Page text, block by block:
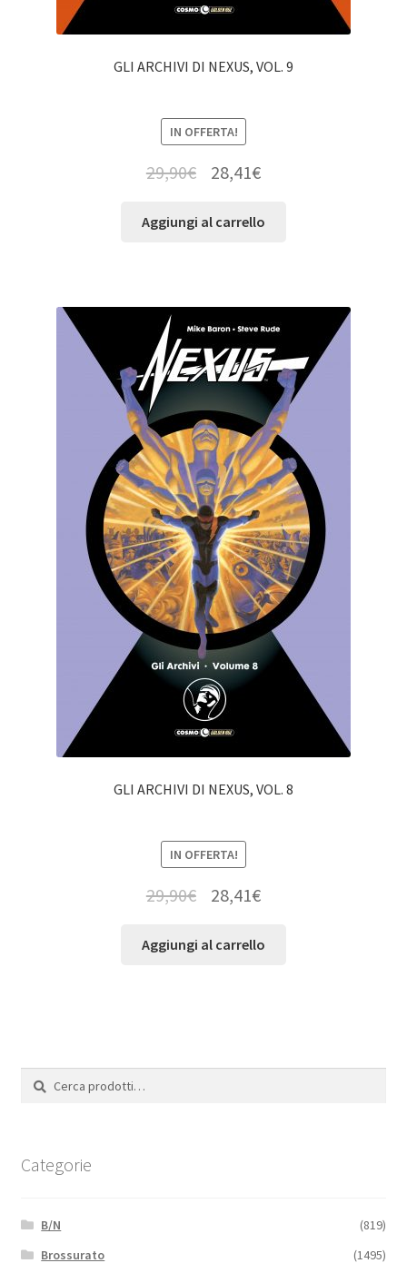
GLI ARCHIVI DI NEXUS, VOL. 9
IN OFFERTA!
29,90€ 28,41€
Aggiungi al carrello
GLI ARCHIVI DI NEXUS, VOL. 8
IN OFFERTA!
29,90€ 28,41€
Aggiungi al carrello
Cerca:
Cerca
Categorie
B/N
(819)
Brossurato
(1495)